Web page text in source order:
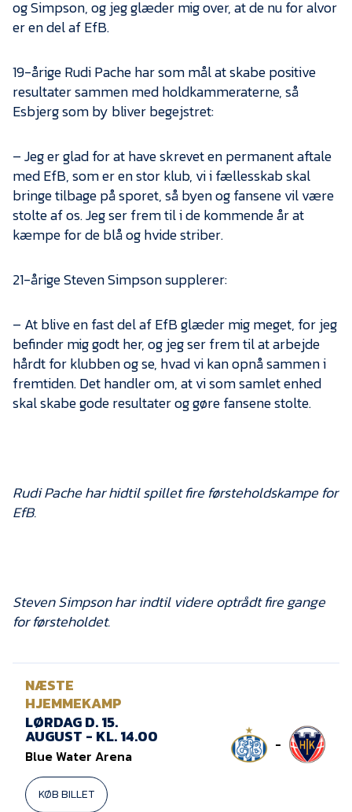
og Simpson, og jeg glæder mig over, at de nu for alvor
er en del af EfB.
19-årige Rudi Pache har som mål at skabe positive
resultater sammen med holdkammeraterne, så
Esbjerg som by bliver begejstret:
– Jeg er glad for at have skrevet en permanent aftale
med EfB, som er en stor klub, vi i fællesskab skal
bringe tilbage på sporet, så byen og fansene vil være
stolte af os. Jeg ser frem til i de kommende år at
kæmpe for de blå og hvide striber.
21-årige Steven Simpson supplerer:
– At blive en fast del af EfB glæder mig meget, for jeg
befinder mig godt her, og jeg ser frem til at arbejde
hårdt for klubben og se, hvad vi kan opnå sammen i
fremtiden. Det handler om, at vi som samlet enhed
skal skabe gode resultater og gøre fansene stolte.
Rudi Pache har hidtil spillet fire førsteholdskampe for
EfB.
Steven Simpson har indtil videre optrådt fire gange
for førsteholdet.
NÆSTE
HJEMMEKAMP
LØRDAG D. 15.
AUGUST - KL. 14.00
Blue Water Arena
KØB BILLET
-